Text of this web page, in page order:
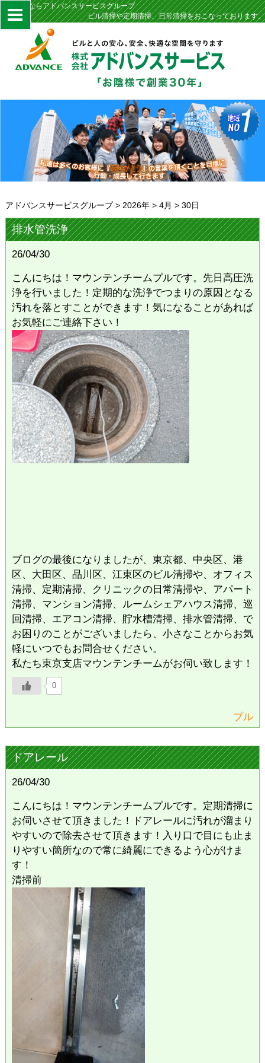
定期清掃ならアドバンスサービスグループ
ビル清掃や定期清掃、日常清掃をおこなっております。
アドバンスサービスグループ> 2026年> 4月 > 30日
排水管洗浄
26/04/30
こんにちは！マウンテンチームプルです。先日高圧洗
浄を行いました！定期的な洗浄でつまりの原因となる
汚れを落とすことができます！気になることがあれば
お気軽にご連絡下さい！
ブログの最後になりましたが、東京都、中央区、港
区、大田区、品川区、江東区のビル清掃や、オフィス
清掃、定期清掃、クリニックの日常清掃や、アパート
清掃、マンション清掃、ルームシェアハウス清掃、巡
回清掃、エアコン清掃、貯水槽清掃、排水管清掃、で
お困りのことがございましたら、小さなことからお気
軽にいつでもお問合せください。
私たち東京支店マウンテンチームがお伺い致します！
0
プル
ドアレール
26/04/30
こんにちは！マウンテンチームプルです。定期清掃に
お伺いさせて頂きました！ドアレールに汚れが溜まり
やすいので除去させて頂きます！入り口で目にも止ま
りやすい箇所なので常に綺麗にできるよう心がけま
す！
清掃前